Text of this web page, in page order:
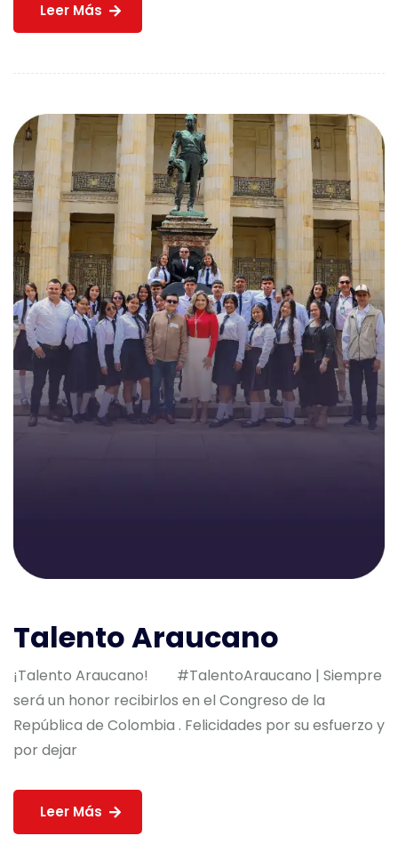
Leer Más
Talento Araucano
¡Talento Araucano! #TalentoAraucano | Siempre
será un honor recibirlos en el Congreso de la
República de Colombia . Felicidades por su esfuerzo y
por dejar
Leer Más